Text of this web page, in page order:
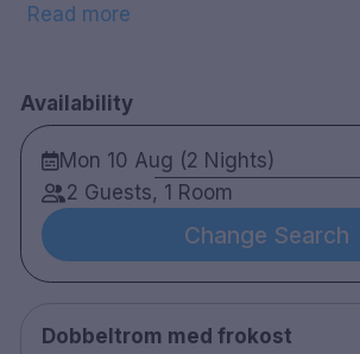
historisk bygning fra 1919 som en
OBS! Hotellet er resepsjonsfritt!
ankomst får du tilsendt en
hotellet. Oppholdet må være
senest ankomstdagen. Det vil bli
adgangskode til deg mellom kl.
Read more
Availability
Mon 10 Aug (2 Nights)
2 Guests, 1 Room
Change Search
Dobbeltrom med frokost